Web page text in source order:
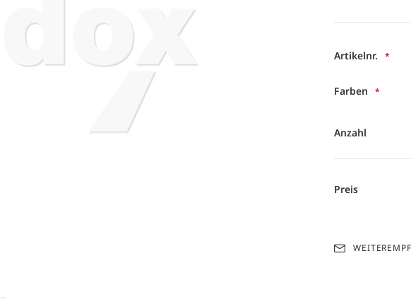
Artikelnr.
Farben
Anzahl
Preis